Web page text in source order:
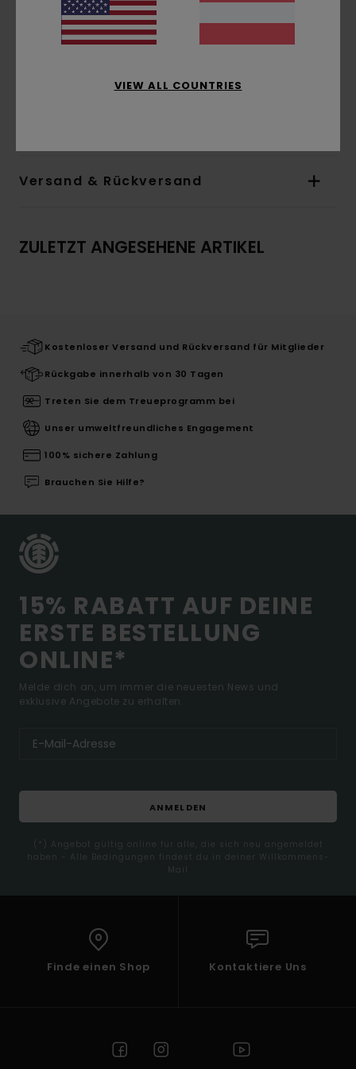
Ärmel:Lange Ärmel
Verschluss:Durchgehender Reißverschluss
Taschen:aufgesetzte Taschen
Polyester-Mesh-Futter
Versand & Rückversand
ZULETZT ANGESEHENE ARTIKEL
Kostenloser Versand und Rückversand für Mitglieder
Rückgabe innerhalb von 30 Tagen
Treten Sie dem Treueprogramm bei
Unser umweltfreundliches Engagement
100% sichere Zahlung
Brauchen Sie Hilfe?
15% RABATT AUF DEINE
ERSTE BESTELLUNG
ONLINE*
Melde dich an, um immer die neuesten News und
exklusive Angebote zu erhalten.
ANMELDEN
(*) Angebot gültig online für alle, die sich neu angemeldet
haben - Alle Bedingungen findest du in deiner Willkommens-
Mail
Finde einen Shop Kontaktiere Uns
VIEW ALL COUNTRIES